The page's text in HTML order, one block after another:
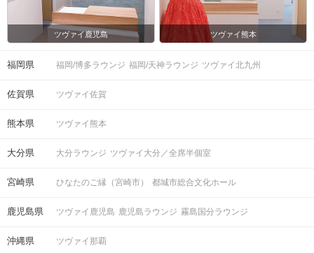
ツヴァイ鹿児島 ツヴァイ熊本
福岡県 福岡/博多ラウンジ 福岡/天神ラウンジ ツヴァイ北九州
佐賀県 ツヴァイ佐賀
熊本県 ツヴァイ熊本
大分県 大分ラウンジ ツヴァイ大分／全席半個室
宮崎県 ひなたのご縁（宮崎市） 都城市総合文化ホール
鹿児島県 ツヴァイ鹿児島 鹿児島ラウンジ 霧島国分ラウンジ
沖縄県 ツヴァイ那覇